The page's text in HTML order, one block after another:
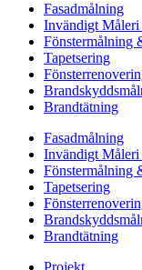
Fasadmålning
Invändigt
Fönstermålning
Tapetsering
Brandtätning
Fasadmålning
Invändigt
Fönstermålning
Tapetsering
Brandtätning